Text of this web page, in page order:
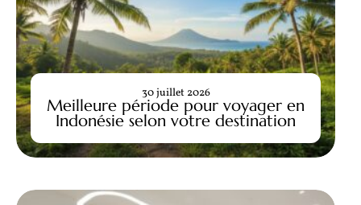
Meilleure période pour voyager en
Indonésie selon votre destination
30 juillet 2026